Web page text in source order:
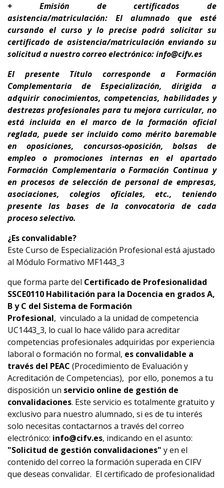
+ Emisión de certificados de
asistencia/matriculación: El alumnado que esté
cursando el curso y lo precise podrá solicitar su
certificado de asistencia/matriculación enviando su
solicitud a nuestro correo electrónico: info@cifv.es
El presente Título corresponde a Formación
Complementaria de Especialización, dirigida a
adquirir conocimientos, competencias, habilidades y
destrezas profesionales para tumejora curricular, no
está incluida en el marco de la formación oficial
reglada,puede ser incluido como mérito baremable
en oposiciones, concursos-oposición, bolsas de
empleo o promociones internas en el apartado
Formación Complementaria o Formación Continua y
en procesos de selección de personal de empresas,
asociaciones, colegios oficiales, etc., teniendo
presente las bases de la convocatoria de cada
proceso selectivo.
¿Es convalidable?
Este Curso de Especialización Profesional está ajustado
al Módulo Formativo MF1443_3
que forma parte del Certificado de Profesionalidad
SSCE0110 Habilitación para la Docencia en grados A,
B y C del Sistema de Formación
Profesional, vinculado a la unidad de competencia
UC1443_3, lo cual lo hace válido para acreditar
competencias profesionales adquiridas por experiencia
laboral o formación no formal, es convalidable a
través del PEAC (Procedimiento de Evaluación y
Acreditación de Competencias), por ello, ponemos a tu
disposición un servicio online de gestión de
convalidaciones. Este servicio es totalmente gratuito y
exclusivo para nuestro alumnado, si es de tu interés
solo necesitas contactarnos a través del correo
electrónico: info@cifv.es, indicando en el asunto:
"Solicitud de gestión convalidaciones" y en el
contenido del correo la formación superada en CIFV
que deseas convalidar. El certificado de profesionalidad